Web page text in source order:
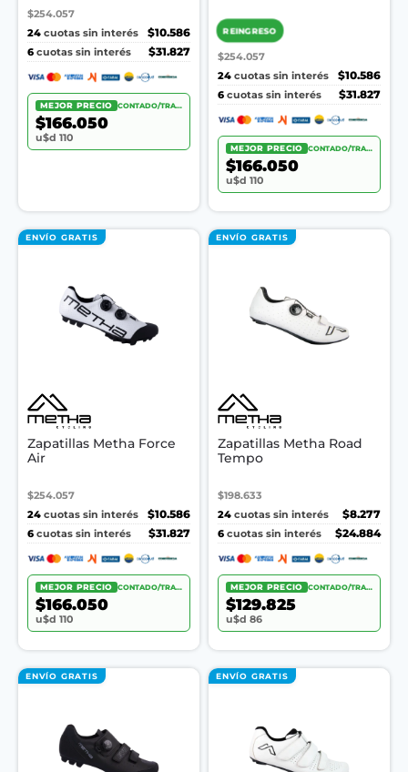
$254.057
24 cuotas sin interés
$10.586
6 cuotas sin interés $31.827
MEJOR PRECIO CONTADO/TRANSF.
$166.050
u$d 110
REINGRESO
$254.057
24 cuotas sin interés
$10.586
6 cuotas sin interés $31.827
MEJOR PRECIO CONTADO/TRANSF.
$166.050
u$d 110
ENVÍO GRATIS
Zapatillas Metha Force
Air
$254.057
24 cuotas sin interés
$10.586
6 cuotas sin interés $31.827
MEJOR PRECIO CONTADO/TRANSF.
$166.050
u$d 110
ENVÍO GRATIS
Zapatillas Metha Road
Tempo
$198.633
24 cuotas sin interés
$8.277
6 cuotas sin interés $24.884
MEJOR PRECIO CONTADO/TRANSF.
$129.825
u$d 86
ENVÍO GRATIS ENVÍO GRATIS